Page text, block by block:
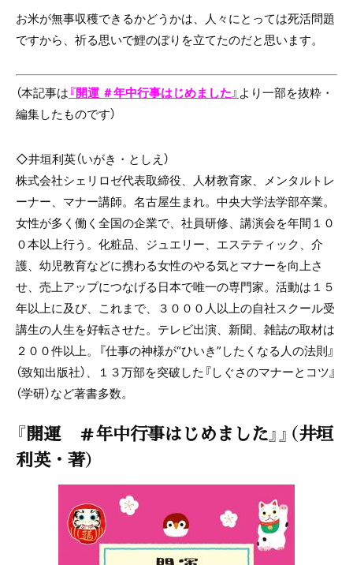
お米が無事収穫できるかどうかは、人々にとっては死活問題
ですから、祈る思いで鯉のぼりを立てたのだと思います。
（本記事は『開運 ＃年中行事はじめました』 より一部を抜粋・
編集したものです）
◇井垣利英（いがき・としえ）
株式会社シェリロゼ代表取締役、人材教育家、メンタルトレ
ーナー、マナー講師。名古屋生まれ。中央大学法学部卒業。
女性が多く働く全国の企業で、社員研修、講演会を年間１０
０本以上行う。化粧品、ジュエリー、エステティック、介
護、幼児教育などに携わる女性のやる気とマナーを向上さ
せ、売上アップにつなげる日本で唯一の専門家。活動は１５
年以上に及び、これまで、３０００人以上の自社スクール受
講生の人生を好転させた。テレビ出演、新聞、雑誌の取材は
２００件以上。『仕事の神様が“ひいき”したくなる人の法則』
（致知出版社）、１３万部を突破した『しぐさのマナーとコツ』
（学研）など著書多数。
『開運 ＃年中行事はじめました』』（井垣
利英・著）